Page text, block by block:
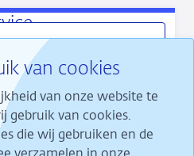
direct in uw mail
de DNB Nieuwsservice.
u ontvangt en hoe
van cookies
van onze website te
gebruik van cookies.
die wij gebruiken en de
Linkedin
X